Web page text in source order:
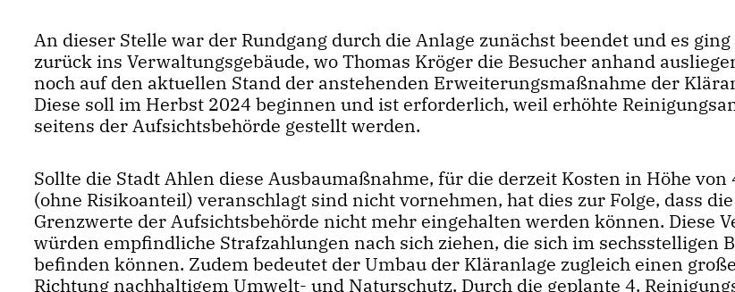
An dieser Stelle war der Rundgang durch die Anlage zunächst beendet und es
zurück ins Verwaltungsgebäude, wo Thomas Kröger die Besucher anhand
noch auf den aktuellen Stand der anstehenden Erweiterungsmaßnahme der
Diese soll im Herbst 2024 beginnen und ist erforderlich, weil erhöhte
seitens der Aufsichtsbehörde gestellt werden.
Sollte die Stadt Ahlen diese Ausbaumaßnahme, für die derzeit Kosten in Höhe
(ohne Risikoanteil) veranschlagt sind nicht vornehmen, hat dies zur Folge, dass
Grenzwerte der Aufsichtsbehörde nicht mehr eingehalten werden können. Diese
würden empfindliche Strafzahlungen nach sich ziehen, die sich im sechsstelligen
befinden können. Zudem bedeutet der Umbau der Kläranlage zugleich einen
Richtung nachhaltigem Umwelt- und Naturschutz. Durch die geplante 4.